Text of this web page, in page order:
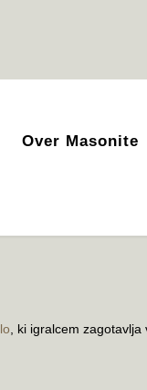
Over Masonite
, ki igralcem